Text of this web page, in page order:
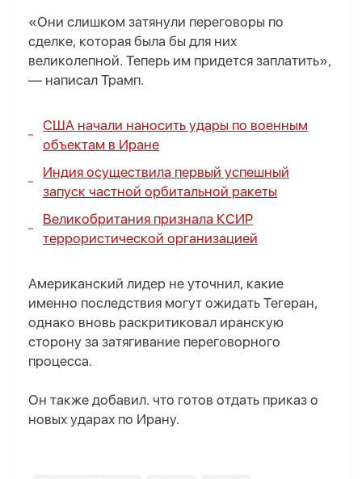
«Они слишком затянули переговоры по
сделке, которая была бы для них
великолепной. Теперь им придется заплатить»,
— написал Трамп.
США начали наносить удары по военным
объектам в Иране
Индия осуществила первый успешный
запуск частной орбитальной ракеты
Великобритания признала КСИР
террористической организацией
Американский лидер не уточнил, какие
именно последствия могут ожидать Тегеран,
однако вновь раскритиковал иранскую
сторону за затягивание переговорного
процесса.
Он также добавил. что готов отдать приказ о
новых ударах по Ирану.